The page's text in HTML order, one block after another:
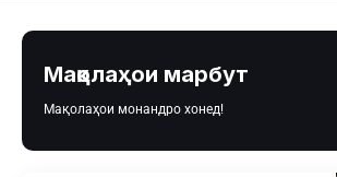
Мақолаҳои марбут
Мақолаҳои монандро хонед!